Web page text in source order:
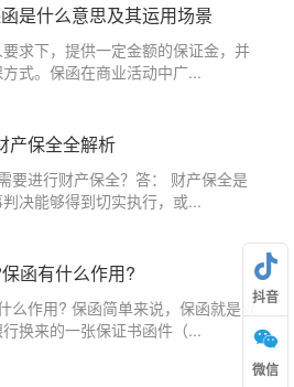
是什么意思及其运用场景
求下，提供一定金额的保证金，并
式。保函在商业活动中广...
产保全全解析
要进行财产保全？答： 财产保全是
决能够得到切实执行，或...
函有什么作用?
么作用? 保函简单来说，保函就是以
换来的一张保证书函件（...
抖音
微信